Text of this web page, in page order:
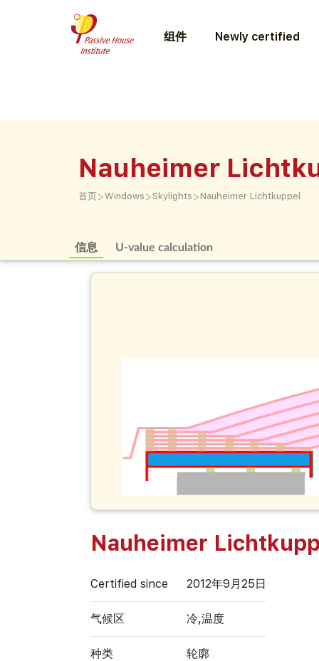
组件 Newly certified
Nauheimer
首页>Windows > Skylights > Nauheimer Lichtkuppel
信息 U-value calculation
Nauheimer
Certified since 2012年9月25日
气候区 冷,温度
种类 轮廓